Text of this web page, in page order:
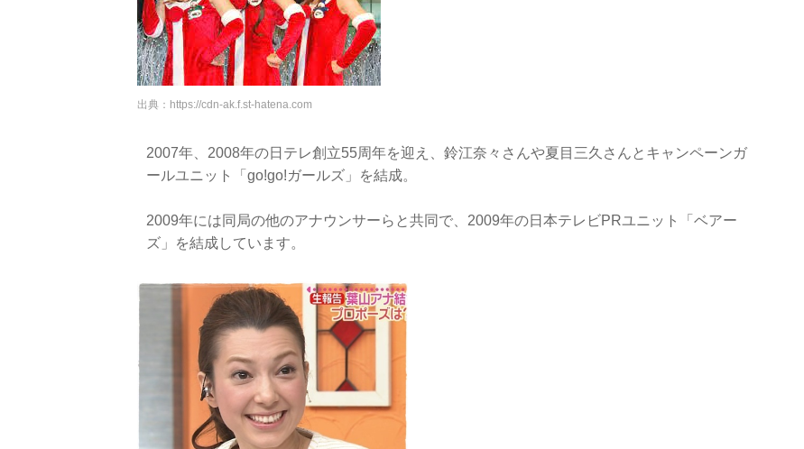
出典： https://cdn-ak.f.st-hatena.com
2007年、2008年の日テレ創立55周年を迎え、鈴江奈々さんや夏目三久さんとキャンペーンガ
ールユニット「go!go!ガールズ」を結成。
2009年には同局の他のアナウンサーらと共同で、2009年の日本テレビPRユニット「ベアー
ズ」を結成しています。